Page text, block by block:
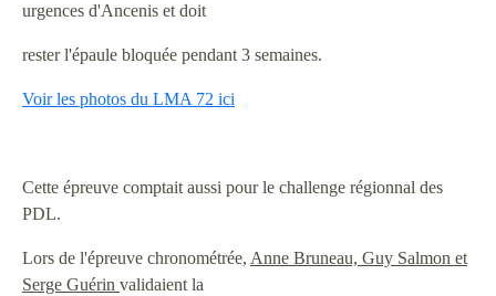
urgences d'Ancenis et doit
rester l'épaule bloquée pendant 3 semaines.
Voir les photos du LMA 72 ici
Cette épreuve comptait aussi pour le challenge régionnal des
PDL.
Lors de l'épreuve chronométrée, Anne Bruneau, Guy Salmon et
Serge Guérin validaient la